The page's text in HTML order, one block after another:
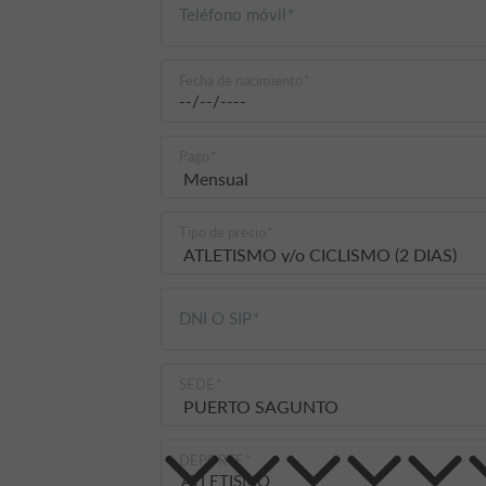
Teléfono móvil
DNI O SIP
DEPORTE